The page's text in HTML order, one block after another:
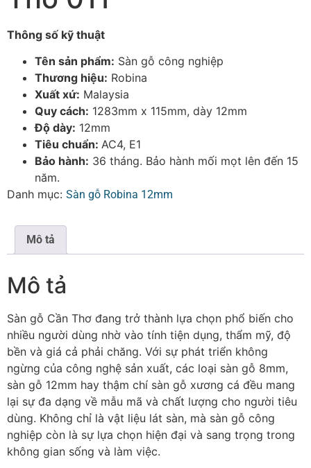
Thông số kỹ thuật
Tên sản phẩm: Sàn gỗ công nghiệp
Thương hiệu: Robina
Xuất xứ: Malaysia
Quy cách: 1283mm x 115mm, dày 12mm
Độ dày: 12mm
Tiêu chuẩn: AC4, E1
Bảo hành: 36 tháng. Bảo hành mối mọt lên đến 15
năm.
Danh mục: Sàn gỗ Robina 12mm
Mô tả
Mô tả
Sàn gỗ Cần Thơ đang trở thành lựa chọn phổ biến cho
nhiều người dùng nhờ vào tính tiện dụng, thẩm mỹ, độ
bền và giá cả phải chăng. Với sự phát triển không
ngừng của công nghệ sản xuất, các loại sàn gỗ 8mm,
sàn gỗ 12mm hay thậm chí sàn gỗ xương cá đều mang
lại sự đa dạng về mẫu mã và chất lượng cho người tiêu
dùng. Không chỉ là vật liệu lát sàn, mà sàn gỗ công
nghiệp còn là sự lựa chọn hiện đại và sang trọng trong
không gian sống và làm việc.